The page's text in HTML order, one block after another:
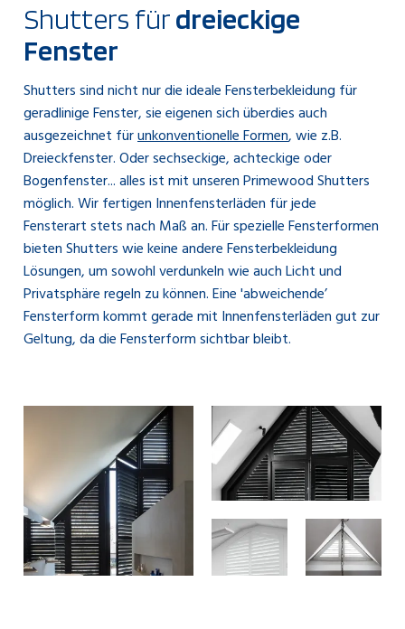
Shutters fürdreieckige
Fenster
Shutters sind nicht nur die ideale Fensterbekleidung für
geradlinige Fenster, sie eigenen sich überdies auch
ausgezeichnet fürunkonventionelle Formen, wie z.B.
Dreieckfenster. Oder sechseckige, achteckige oder
Bogenfenster... alles ist mit unseren Primewood Shutters
möglich. Wir fertigen Innenfensterläden für jede
Fensterart stets nach Maß an. Für spezielle Fensterformen
bieten Shutters wie keine andere Fensterbekleidung
Lösungen, um sowohl verdunkeln wie auch Licht und
Privatsphäre regeln zu können. Eine 'abweichende’
Fensterform kommt gerade mit Innenfensterläden gut zur
Geltung, da die Fensterform sichtbar bleibt.